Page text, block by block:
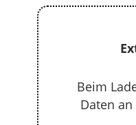
Beim
Daten